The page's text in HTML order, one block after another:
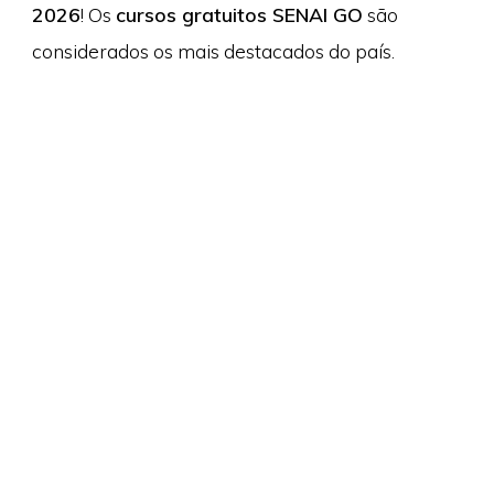
2026! Os cursos gratuitos SENAI GO são
considerados os mais destacados do país.